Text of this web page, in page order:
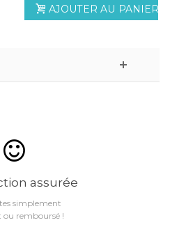
AJOUTER AU PANIER
assurée
simplement
ou remboursé !